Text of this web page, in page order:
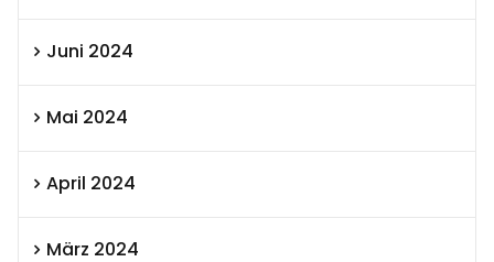
Juni 2024
Mai 2024
April 2024
März 2024